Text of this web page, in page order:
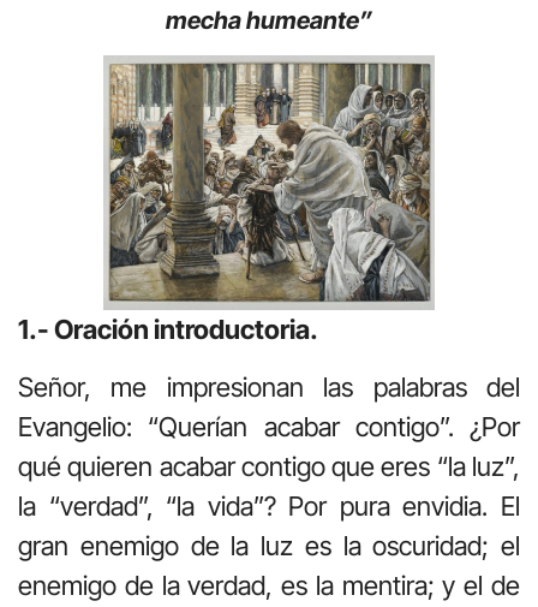
mecha humeante”
1.- Oración introductoria.
Señor, me impresionan las palabras del
Evangelio: “Querían acabar contigo”. ¿Por
qué quieren acabar contigo que eres “la luz”,
la “verdad”, “la vida”? Por pura envidia. El
gran enemigo de la luz es la oscuridad; el
enemigo de la verdad, es la mentira; y el de